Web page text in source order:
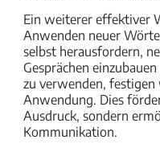
Ein weiterer effektiver
Anwenden neuer
selbst herausfordern,
Gesprächen
zu verwenden,
Anwendung. Dies
Ausdruck, sondern
Kommunikation.